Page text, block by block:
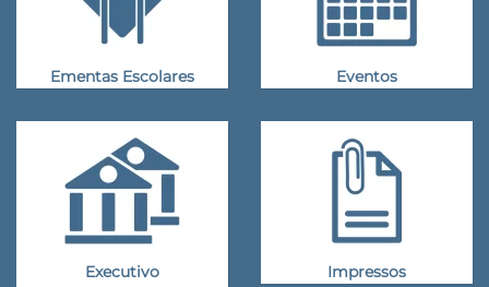
Ementas Escolares Eventos
Executivo Impressos